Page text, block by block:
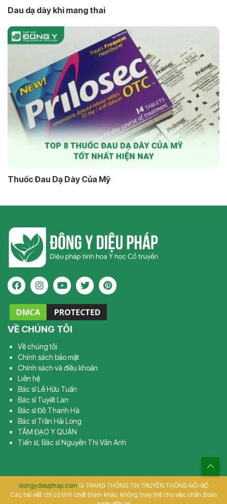
Dau dạ dày khi mang thai
Thuốc Đau Dạ Dày Của Mỹ
VỀ CHÚNG TÔI
Về chúng tôi
Chính sách bảo mật
Chính sách và điều khoản
Liên hệ
Bác sĩ Lê Hữu Tuấn
Bác sĩ Tuyết Lan
Bác sĩ Đỗ Thanh Hà
Bác sĩ Trần Hải Long
TÂM ĐẠO Y QUÁN
Tiến sĩ, Bác sĩ Nguyễn Thị Vân Anh
dongydieuphap.com là TRANG THÔNG TIN TRUYỀN THÔNG NỘI BỘ
Các bài viết chỉ có tính chất tham khảo, không thay thế cho việc chẩn đoán